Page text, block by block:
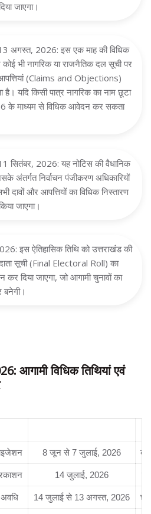
जाएगा।
अगस्त, 2026: इस एक माह की विधिक
भी नागरिक या राजनैतिक दल सूची पर
(Claims and Objections)
है। यदि किसी पात्र नागरिक का नाम छूटा
6 के माध्यम से विधिक आवेदन कर सकता
सितंबर, 2026: यह नोटिस की वैधानिक
अंतर्गत निर्वाचन पंजीकरण अधिकारियों
दावों और आपत्तियों का विधिक निस्तारण
जाएगा।
इस ऐतिहासिक तिथि को उत्तराखंड की
सूची (Final Electoral Roll) का
कर दिया जाएगा, जो आगामी चुनावों का
बनेगी।
आगामी विधिक तिथियां एवं
8 जून से 7 जुलाई, 2026
14 जुलाई, 2026
14 जुलाई से 13 अगस्त, 2026 छूटे